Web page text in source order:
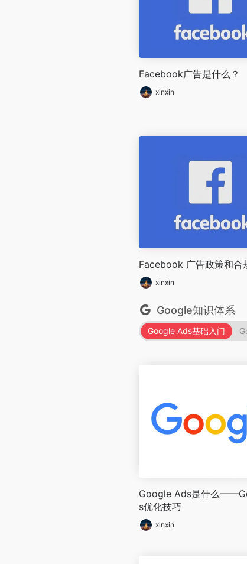
Facebook广告是什么？
xinxin
Facebook 广告政策和合
xinxin
Google知识体系
Google Ads基础入门
Google Ads是什么
s优化技巧
xinxin